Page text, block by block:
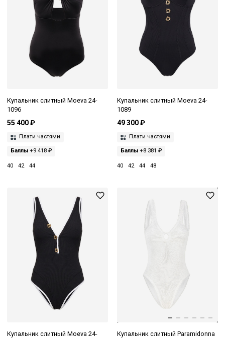
Купальник слитный Moeva 24-
1096
55 400 ₽
Плати частями
Баллы +9 418 ₽
40 42 44
Купальник слитный Moeva 24-
1089
49 300 ₽
Плати частями
Баллы+8 381 ₽
40 42 44 48
Купальник слитный Moeva 24-
Купальник слитный Paramidonna